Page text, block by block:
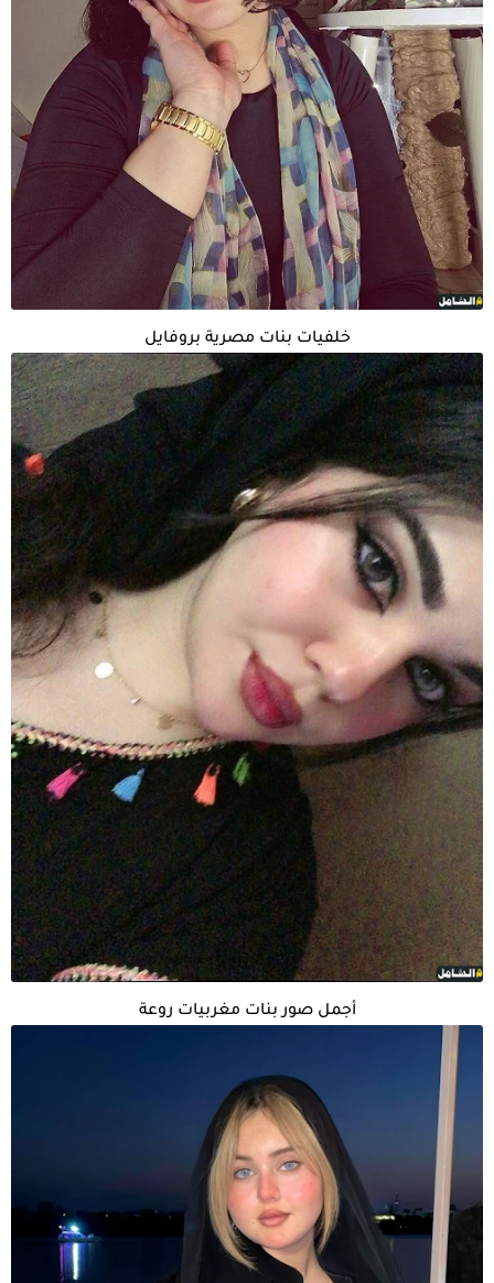
خلفيات بنات مصرية بروفايل
أجمل صور بنات مغربيات روعة